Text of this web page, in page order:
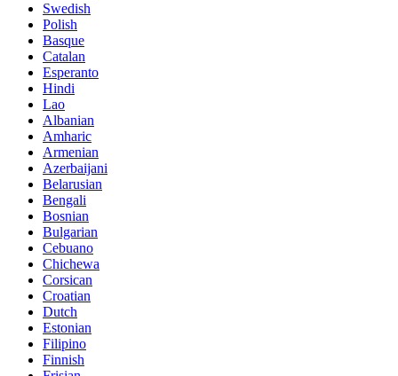
Swedish
Polish
Basque
Catalan
Esperanto
Hindi
Lao
Albanian
Amharic
Armenian
Azerbaijani
Belarusian
Bengali
Bosnian
Bulgarian
Cebuano
Chichewa
Corsican
Croatian
Dutch
Estonian
Filipino
Finnish